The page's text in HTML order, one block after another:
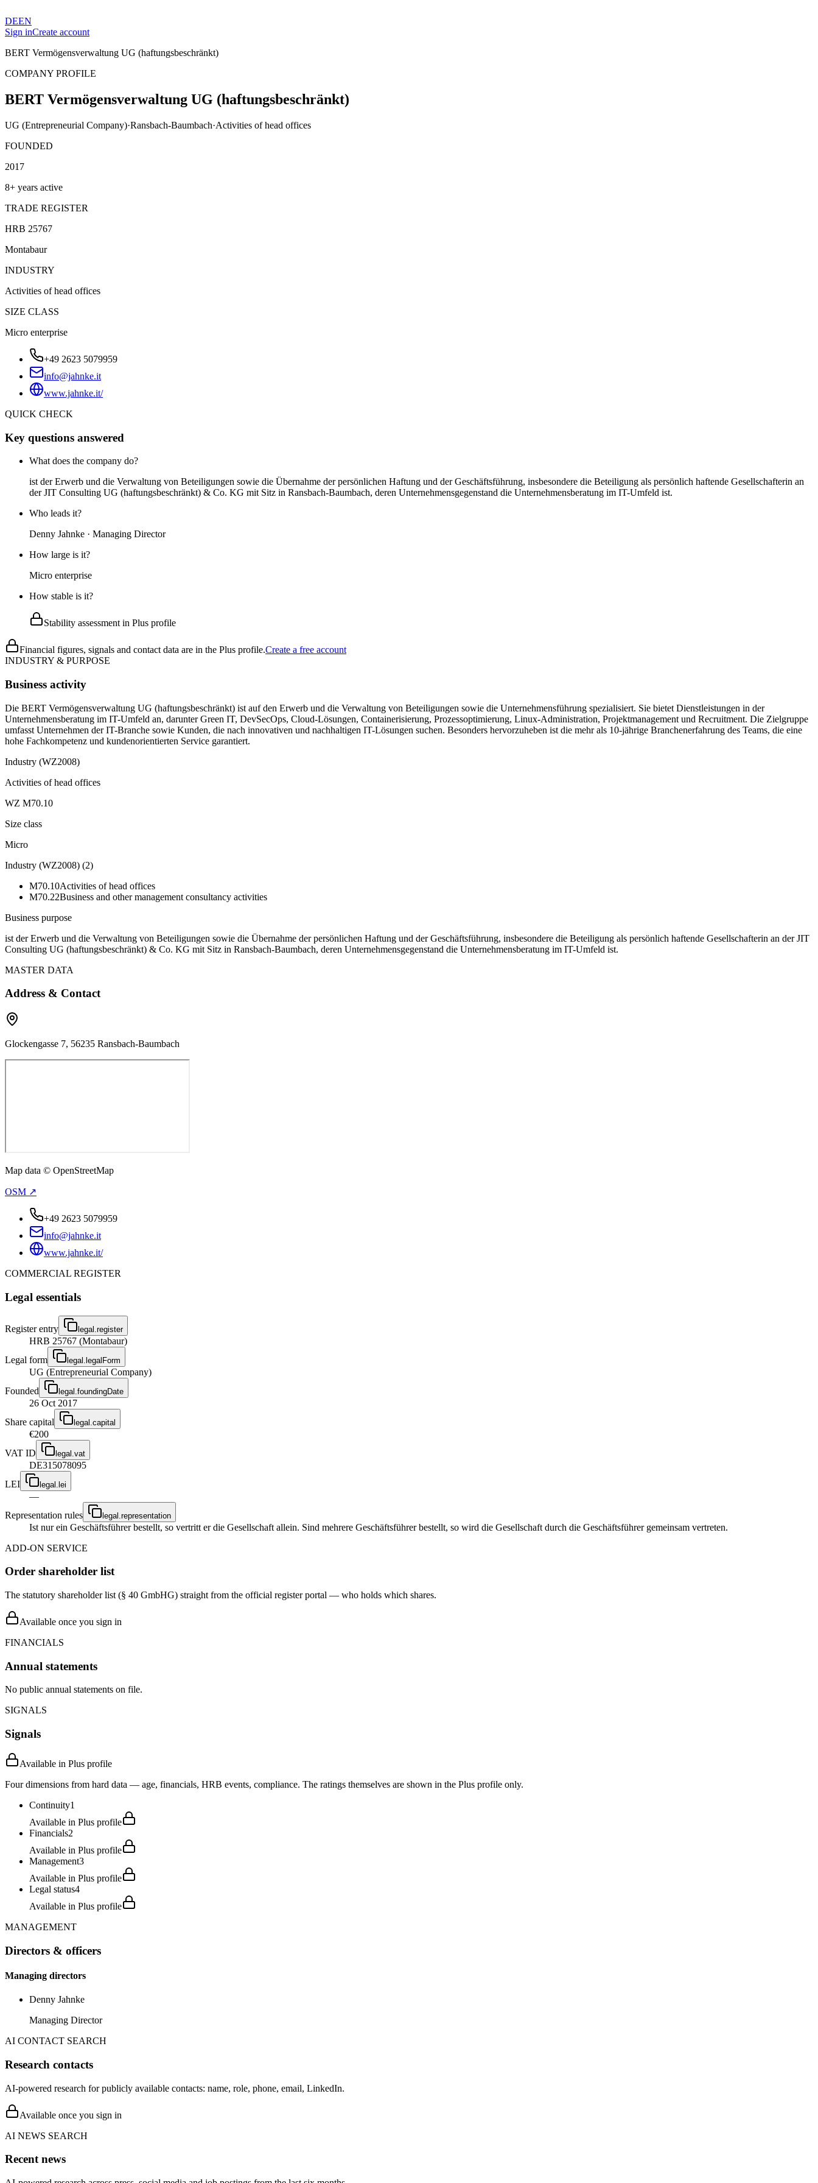
DEEN
Sign inCreate account
BERT Vermögensverwaltung UG (haftungsbeschränkt)
COMPANY PROFILE
BERT Vermögensverwaltung UG (haftungsbeschränkt)
UG (Entrepreneurial Company)·Ransbach-Baumbach·Activities of head offices
FOUNDED
2017
8+ years active
TRADE REGISTER
HRB 25767
Montabaur
INDUSTRY
Activities of head offices
SIZE CLASS
Micro enterprise
+49 2623 5079959
info@jahnke.it
www.jahnke.it/
QUICK CHECK
Key questions answered
What does the company do?
ist der Erwerb und die Verwaltung von Beteiligungen sowie die Übernahme der persönlichen Haftung und der Geschäftsführung, insbesondere die Beteiligung als persönlich haftende Gesellschafterin an
der JIT Consulting UG (haftungsbeschränkt) & Co. KG mit Sitz in Ransbach-Baumbach, deren Unternehmensgegenstand die Unternehmensberatung im IT-Umfeld ist.
Who leads it?
Denny Jahnke · Managing Director
How large is it?
Micro enterprise
How stable is it?
Stability assessment in Plus profile
Financial figures, signals and contact data are in the Plus profile.Create a free account
INDUSTRY & PURPOSE
Business activity
Die BERT Vermögensverwaltung UG (haftungsbeschränkt) ist auf den Erwerb und die Verwaltung von Beteiligungen sowie die Unternehmensführung spezialisiert. Sie bietet Dienstleistungen in der
Unternehmensberatung im IT-Umfeld an, darunter Green IT, DevSecOps, Cloud-Lösungen, Containerisierung, Prozessoptimierung, Linux-Administration, Projektmanagement und Recruitment. Die Zielgruppe
umfasst Unternehmen der IT-Branche sowie Kunden, die nach innovativen und nachhaltigen IT-Lösungen suchen. Besonders hervorzuheben ist die mehr als 10-jährige Branchenerfahrung des Teams, die eine
hohe Fachkompetenz und kundenorientierten Service garantiert.
Industry (WZ2008)
Activities of head offices
WZ M70.10
Size class
Micro
Industry (WZ2008) (2)
M70.10Activities of head offices
M70.22Business and other management consultancy activities
Business purpose
ist der Erwerb und die Verwaltung von Beteiligungen sowie die Übernahme der persönlichen Haftung und der Geschäftsführung, insbesondere die Beteiligung als persönlich haftende Gesellschafterin an der JIT
Consulting UG (haftungsbeschränkt) & Co. KG mit Sitz in Ransbach-Baumbach, deren Unternehmensgegenstand die Unternehmensberatung im IT-Umfeld ist.
MASTER DATA
Address & Contact
Glockengasse 7, 56235 Ransbach-Baumbach
Map data © OpenStreetMap
OSM ↗
+49 2623 5079959
info@jahnke.it
www.jahnke.it/
COMMERCIAL REGISTER
Legal essentials
Register entry legal.register
HRB 25767 (Montabaur)
Legal form
legal.legalForm
UG (Entrepreneurial Company)
Founded
legal.foundingDate
26 Oct 2017
Share capital
legal.capital
€200
VAT ID
legal.vat
DE315078095
LEI
legal.lei
—
Representation rules
legal.representation
Ist nur ein Geschäftsführer bestellt, so vertritt er die Gesellschaft allein. Sind mehrere Geschäftsführer bestellt, so wird die Gesellschaft durch die Geschäftsführer gemeinsam vertreten.
ADD-ON SERVICE
Order shareholder list
The statutory shareholder list (§ 40 GmbHG) straight from the official register portal — who holds which shares.
Available once you sign in
FINANCIALS
Annual statements
No public annual statements on file.
SIGNALS
Signals
Available in Plus profile
Four dimensions from hard data — age, financials, HRB events, compliance. The ratings themselves are shown in the Plus profile only.
Continuity1
Available in Plus profile
Financials2
Available in Plus profile
Management3
Available in Plus profile
Legal status4
Available in Plus profile
MANAGEMENT
Directors & officers
Managing directors
Denny Jahnke
Managing Director
AI CONTACT SEARCH
Research contacts
AI-powered research for publicly available contacts: name, role, phone, email, LinkedIn.
Available once you sign in
AI NEWS SEARCH
Recent news